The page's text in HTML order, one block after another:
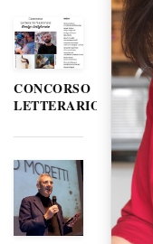
CONCORSO
LETTERARIO